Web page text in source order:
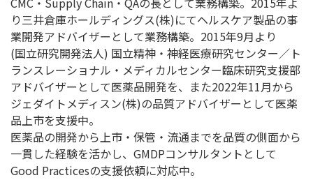
り三井倉庫ホールディングス(株)にてヘルスケア製品の事
業開発アドバイザーとして業務構築。2015年9月より
(国立研究開発法人) 国立精神・神経医療研究センター／ト
ランスレーショナル・メディカルセンター臨床研究支援部
アドバイザーとして医薬品開発を、また2022年11月から
ジェダイトメディスン(株)の品質アドバイザーとして医薬
品上市を支援中。
医薬品の開発から上市・保管・流通までを品質の側面から
一貫した経験を活かし、GMDPコンサルタントとして
Good Practicesの支援依頼に対応中。